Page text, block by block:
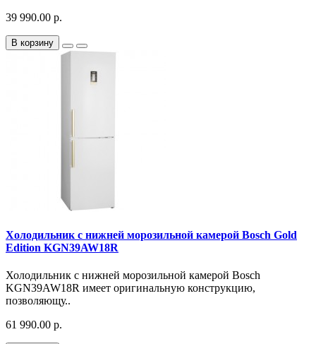
39 990.00 р.
В корзину
Холодильник с нижней морозильной камерой Bosch Gold
Edition KGN39AW18R
Холодильник с нижней морозильной камерой Bosch
KGN39AW18R имеет оригинальную конструкцию,
позволяющу..
61 990.00 р.